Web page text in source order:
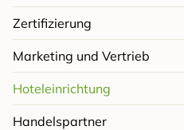
Zertifizierung
Marketing und Vertrieb
Hoteleinrichtung
Handelspartner